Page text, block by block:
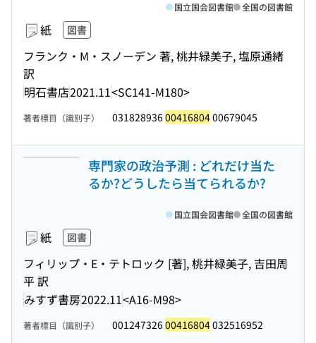
紙 図書
フランク・M・スノーデン 著, 桃井緑美子, 塩原通緒
訳
明石書店2021.11<SC141-M180>
国立国会図書館 全国の図書館
著者標目（識別子） 0318289360041680400679045
専門家の政治予測 : どれだけ当た
るか?どうしたら当てられるか?
紙 図書
フィリップ・E・テトロック [著], 桃井緑美子, 吉田周
平 訳
みすず書房2022.11<A16-M98>
国立国会図書館 全国の図書館
著者標目（識別子） 00124732600416804032516952